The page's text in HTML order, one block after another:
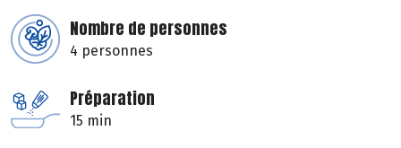
Nombre de personnes
4 personnes
Préparation
15 min